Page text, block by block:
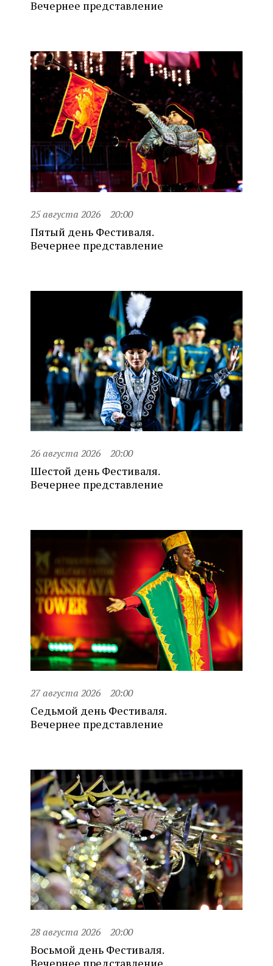
Вечернее представление
25 августа 2026 20:00
Пятый день Фестиваля.
Вечернее представление
26 августа 2026 20:00
Шестой день Фестиваля.
Вечернее представление
27 августа 2026 20:00
Седьмой день Фестиваля.
Вечернее представление
28 августа 2026 20:00
Восьмой день Фестиваля.
Вечернее представление